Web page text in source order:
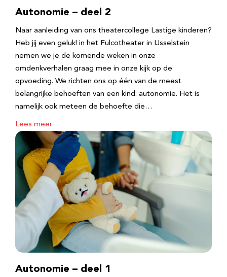
Autonomie – deel 2
Naar aanleiding van ons theatercollege Lastige kinderen?
Heb jij even geluk! in het Fulcotheater in IJsselstein
nemen we je de komende weken in onze
omdenkverhalen graag mee in onze kijk op de
opvoeding. We richten ons op één van de meest
belangrijke behoeften van een kind: autonomie. Het is
namelijk ook meteen de behoefte die…
Lees meer
Autonomie – deel 1